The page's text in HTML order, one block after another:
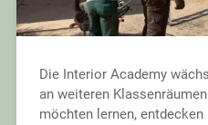
Die Interior Academy
an weiteren
möchten lernen,